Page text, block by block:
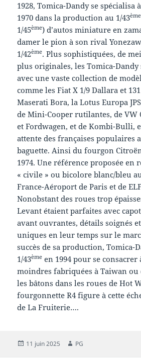
1928, Tomica-Dandy se spécialisa
1970 dans la production au 1/43ème
1/45ème) d’autos miniature en
damer le pion à son rival
1/42ème. Plus sophistiquées, de
plus originales, les Tomica-
avec une vaste collection de
comme les Fiat X 1/9 Dallara et
Maserati Bora, la Lotus Europa
de Mini-Cooper rutilantes, de VW
et Fordwagen, et de Kombi-Bulli,
attente des françaises populaires
baguette. Ainsi du fourgon
1974. Une référence proposée en
« civile » ou bicolore blanc/bleu
France-Aéroport de Paris et de
Nonobstant des roues trop
Levant étaient parfaites avec
avant ouvrantes, détails soignés
uniques en leur temps sur le
succès de sa production, Tomica-
1/43ème en 1994 pour se consacrer
moindres fabriquées à Taiwan ou
les bâtons dans les roues de Hot
fourgonnette R4 figure à cette
de La Fruiterie….
Publié
11 juin 2025 Auteur
PG